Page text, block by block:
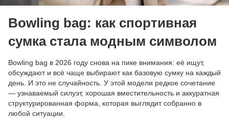
Bowling bag: как спортивная
сумка стала модным символом
Bowling bag в 2026 году снова на пике внимания: её ищут,
обсуждают и всё чаще выбирают как базовую сумку на каждый
день. И это не случайность. У этой модели редкое сочетание
— узнаваемый силуэт, хорошая вместительность и аккуратная
структурированная форма, которая выглядит собранно в
любой ситуации.